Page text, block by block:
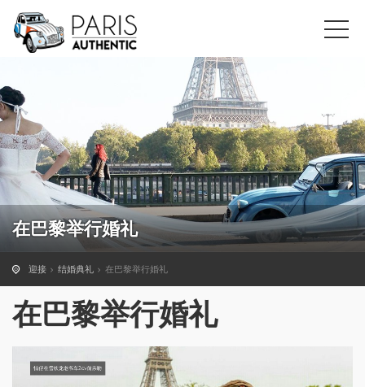
在巴黎举行婚礼
迎接 结婚典礼 在巴黎举行婚礼
在巴黎举行婚礼
情侣在雪铁龙老爷车2cv前亲吻